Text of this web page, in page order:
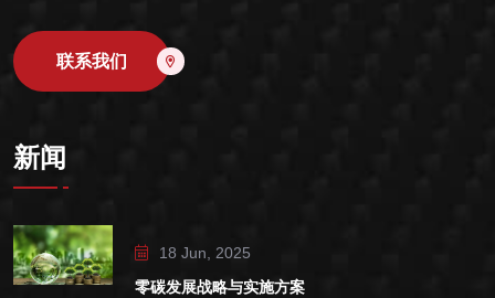
联系我们
新闻
18 Jun, 2025
零碳发展战略与实施方案